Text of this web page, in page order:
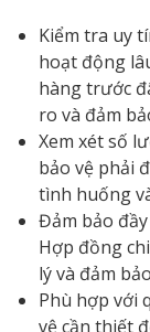
Kiểm tra uy
hoạt động
hàng trước
ro và đảm
Xem xét số
bảo vệ phải
tình huống
Đảm bảo
Hợp đồng
lý và đảm
Phù hợp với
vệ cần thiết